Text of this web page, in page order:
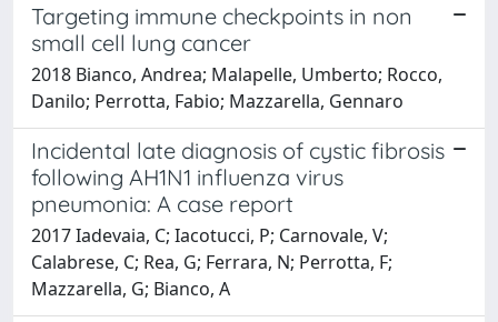
Targeting immune checkpoints in non
small cell lung cancer
2018 Bianco, Andrea; Malapelle, Umberto; Rocco,
Danilo; Perrotta, Fabio; Mazzarella, Gennaro
Incidental late diagnosis of cystic fibrosis
following AH1N1 influenza virus
pneumonia: A case report
2017 Iadevaia, C; Iacotucci, P; Carnovale, V;
Calabrese, C; Rea, G; Ferrara, N; Perrotta, F;
Mazzarella, G; Bianco, A